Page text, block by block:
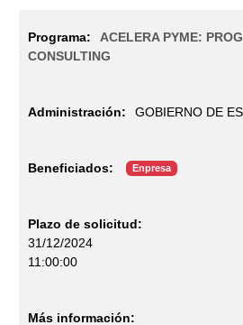
ACELERA PYME:
CONSULTING
GOBIERNO DE
Enpresa
31/12/2024
11:00:00